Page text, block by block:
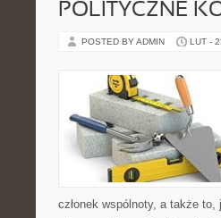
POLITYCZNE
POSTED BY ADMIN LUT -
członek wspólnoty, a także